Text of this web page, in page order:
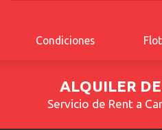
Condiciones
ALQUILER
Servicio de Rent a